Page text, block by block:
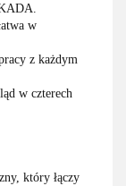
w
z każdym
w czterech
który łączy